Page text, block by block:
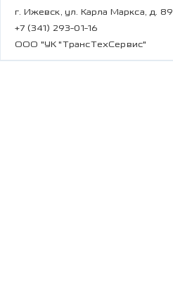
г. Ижевск, ул. Карла Маркса, д. 89
+7 (341) 293-01-16
ООО "УК "ТрансТехСервис"